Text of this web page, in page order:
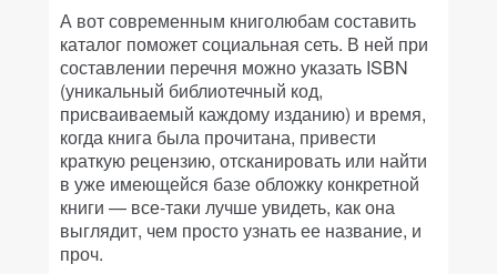
А вот современным книголюбам составить
каталог поможет социальная сеть. В ней при
составлении перечня можно указать ISBN
(уникальный библиотечный код,
присваиваемый каждому изданию) и время,
когда книга была прочитана, привести
краткую рецензию, отсканировать или найти
в уже имеющейся базе обложку конкретной
книги — все-таки лучше увидеть, как она
выглядит, чем просто узнать ее название, и
проч.